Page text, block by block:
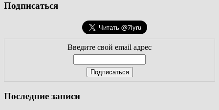
Подписаться
Введите свой email адрес
Последние записи